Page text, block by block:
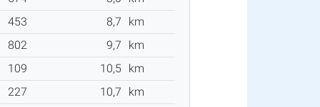
453 8,7
km
802 9,7
km
109 10,5 km
227 10,7
km